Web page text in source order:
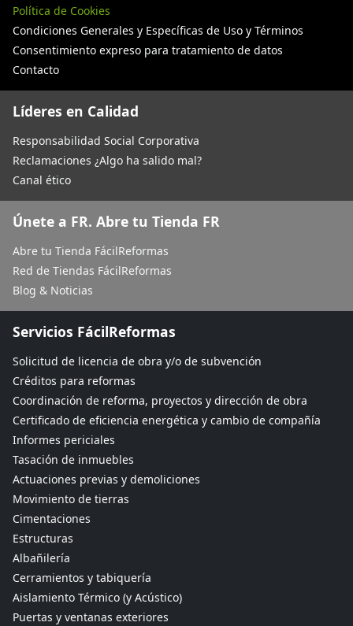
Política de Cookies
Condiciones Generales y Específicas de Uso y Términos
Consentimiento expreso para tratamiento de datos
Contacto
Líderes en Calidad
Responsabilidad Social Corporativa
Reclamaciones ¿Algo ha salido mal?
Canal ético
Únete a FR. Abre tu Tienda FR
Abre tu Tienda FácilReformas
Red de Tiendas FácilReformas
Blog & Noticias
Servicios FácilReformas
Solicitud de licencia de obra y/o de subvención
Créditos para reformas
Coordinación de reforma, proyectos y dirección de obra
Certificado de eficiencia energética y cambio de compañía
Informes periciales
Tasación de inmuebles
Actuaciones previas y demoliciones
Movimiento de tierras
Cimentaciones
Estructuras
Albañilería
Cerramientos y tabiquería
Aislamiento Térmico (y Acústico)
Puertas y ventanas exteriores